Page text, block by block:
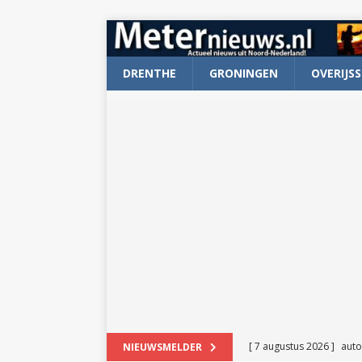
DRENTHE GRONINGEN
NIEUWSMELDER [ 7 augustus 2026 ]